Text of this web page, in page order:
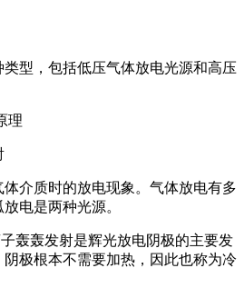
型，包括低压气体放电光源和高压
理
介质时的放电现象。气体放电有多
电是两种光源。
轰轰发射是辉光放电阴极的主要发
极根本不需要加热，因此也称为冷